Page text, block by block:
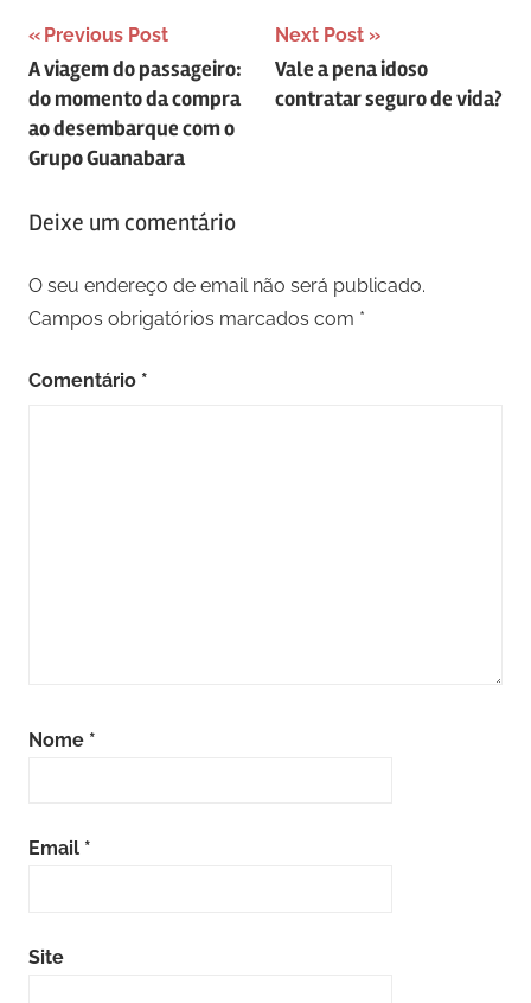
Navegação
de
artigos
Previous Post
A viagem do passageiro:
do momento da compra
ao desembarque com o
Grupo Guanabara
Next Post
Vale a pena idoso
contratar seguro de vida?
Deixe um comentário
O seu endereço de email não será publicado.
Campos obrigatórios marcados com *
Comentário *
Nome *
Email *
Site